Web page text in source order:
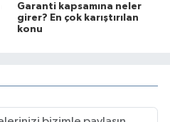
Garanti kapsamına neler
girer? En çok karıştırılan
konu